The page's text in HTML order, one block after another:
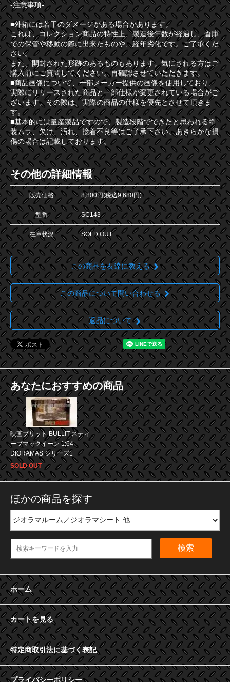
-注意事項-
■外箱には若干のダメージがある場合があります。
これは、コレクション商品の特性上、製造後年数が経過し、倉庫
での保管や移動の際に出来たものや、経年劣化です。ご了承くだ
さい。
また、開封された形跡のあるものもあります。気にされる方はご
購入前にご質問してください。再確認させていただきます。
■商品画像について、一部メーカー提供の画像を使用しており、
実際にリリースされた商品と一部仕様が変更されている場合がご
ざいます。その際は、実際の商品の仕様を優先とさせて頂きま
す。
■基本的には量産製品ですので、製造段階でできたと思われる塗
装ムラ、欠け、汚れ、接着不良等はご了承下さい。あきらかな損
傷の場合は記載しております。
その他の詳細情報
販売価格 8,800円(税込9,680円)
型番 SC143
在庫状況 SOLD OUT
この商品を友達に教える
この商品について問い合わせる
返品について
あなたにおすすめの商品
映画ブリット BULLIT スティ
ーブマックイーン 1:64
DIORAMAS シリーズ1
SOLD OUT
ほかの商品を探す
検索
ホーム
カートを見る
特定商取引法に基づく表記
プライバシーポリシー